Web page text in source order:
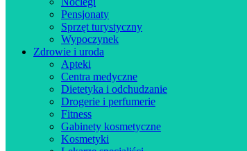
Pensjonaty
Sprzęt turystyczny
Wypoczynek
Zdrowie i uroda
Apteki
Centra medyczne
Dietetyka i odchudzanie
Drogerie i perfumerie
Fitness
Gabinety kosmetyczne
Kosmetyki